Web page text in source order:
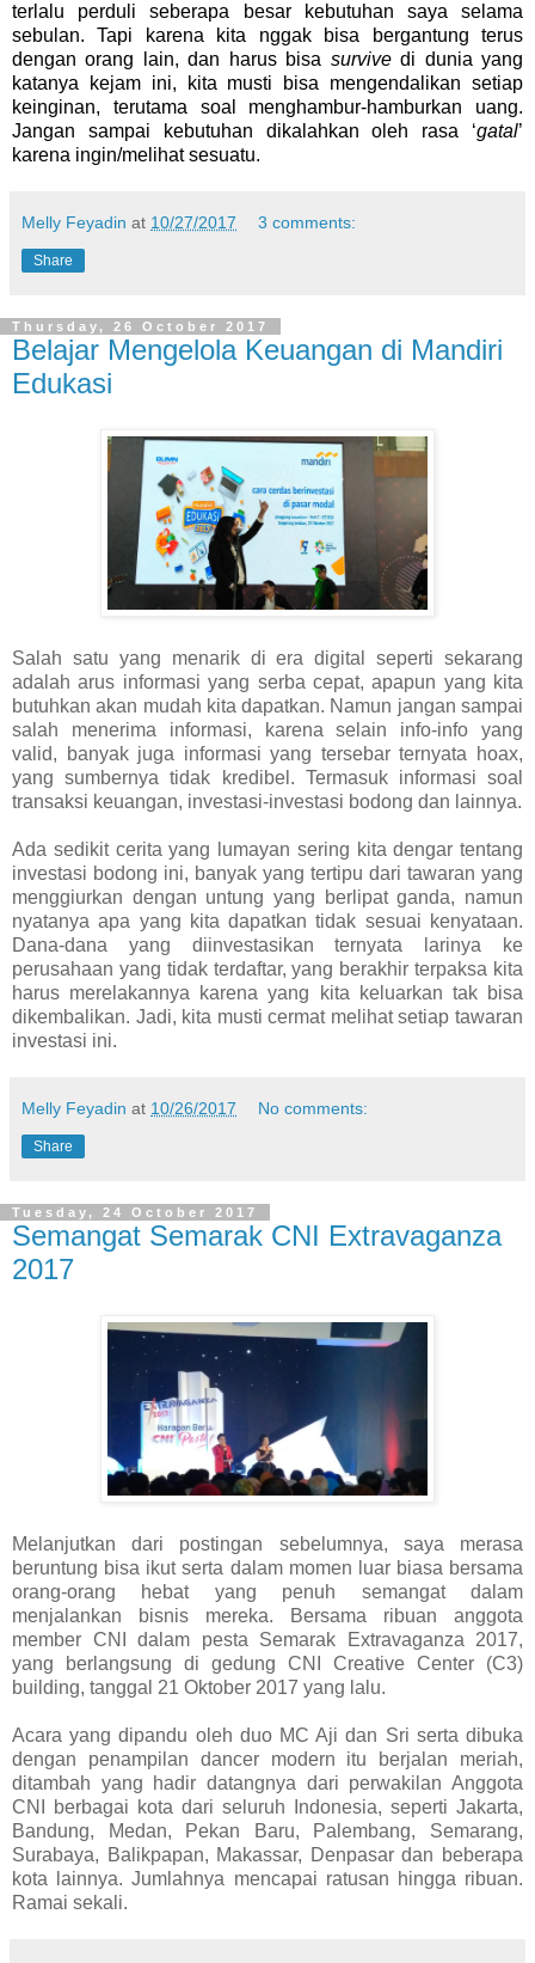
terlalu perduli seberapa besar kebutuhan saya selama
sebulan. Tapi karena kita nggak bisa bergantung terus
dengan orang lain, dan harus bisa survivedi dunia yang
katanya kejam ini, kita musti bisa mengendalikan setiap
keinginan, terutama soal menghambur-hamburkan uang.
Jangan sampai kebutuhan dikalahkan oleh rasa ‘gatal’
karena ingin/melihat sesuatu.
Melly Feyadin at 10/27/2017 3 comments:
Share
Thursday, 26 October 2017
Belajar Mengelola Keuangan di Mandiri
Edukasi
Salah satu yang menarik di era digital seperti sekarang
adalah arus informasi yang serba cepat, apapun yang kita
butuhkan akan mudah kita dapatkan. Namun jangan sampai
salah menerima informasi, karena selain info-info yang
valid, banyak juga informasi yang tersebar ternyata hoax,
yang sumbernya tidak kredibel. Termasuk informasi soal
transaksi keuangan, investasi-investasi bodong dan lainnya.
Ada sedikit cerita yang lumayan sering kita dengar tentang
investasi bodong ini, banyak yang tertipu dari tawaran yang
menggiurkan dengan untung yang berlipat ganda, namun
nyatanya apa yang kita dapatkan tidak sesuai kenyataan.
Dana-dana yang diinvestasikan ternyata larinya ke
perusahaan yang tidak terdaftar, yang berakhir terpaksa kita
harus merelakannya karena yang kita keluarkan tak bisa
dikembalikan. Jadi, kita musti cermat melihat setiap tawaran
investasi ini.
Melly Feyadin at 10/26/2017 No comments:
Share
Tuesday, 24 October 2017
Semangat Semarak CNI Extravaganza
2017
Melanjutkan dari postingan sebelumnya, saya merasa
beruntung bisa ikut serta dalam momen luar biasa bersama
orang-orang hebat yang penuh semangat dalam
menjalankan bisnis mereka. Bersama ribuan anggota
member CNI dalam pesta Semarak Extravaganza 2017,
yang berlangsung di gedung CNI Creative Center (C3)
building, tanggal 21 Oktober 2017 yang lalu.
Acara yang dipandu oleh duo MC Aji dan Sri serta dibuka
dengan penampilan dancer modern itu berjalan meriah,
ditambah yang hadir datangnya dari perwakilan Anggota
CNI berbagai kota dari seluruh Indonesia, seperti Jakarta,
Bandung, Medan, Pekan Baru, Palembang, Semarang,
Surabaya, Balikpapan, Makassar, Denpasar dan beberapa
kota lainnya. Jumlahnya mencapai ratusan hingga ribuan.
Ramai sekali.